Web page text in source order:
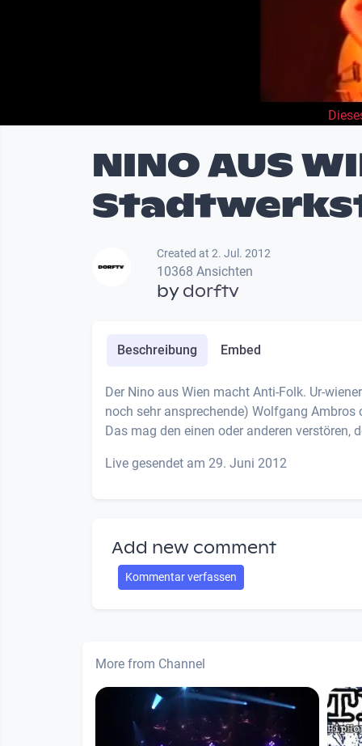
NINO AUS
Created at 2. Jul. 2012
10368 Ansichten
bydorftv
Beschreibung Embed
Der Nino aus Wien macht Anti-Folk. Ur-
noch sehr ansprechende) Wolfgang
Das mag den einen oder anderen verstören,
Live gesendet am 29. Juni 2012
Add new comment
Kommentar verfassen
More from Channel